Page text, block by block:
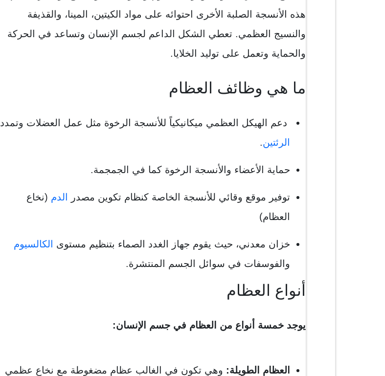
هذه الأنسجة الصلبة الأخرى احتوائه على مواد الكيتين، المينا، والقذيفة
والنسيج العظمي. تعطي الشكل الداعم لجسم الإنسان وتساعد في الحركة
والحماية وتعمل على توليد الخلايا.
ما هي وظائف العظام
دعم الهيكل العظمي ميكانيكياً للأنسجة الرخوة مثل عمل العضلات وتمدد
الرئتين.
حماية الأعضاء والأنسجة الرخوة كما في الجمجمة.
توفير موقع وقائي للأنسجة الخاصة كنظام تكوين مصدر الدم (نخاع
العظام)
خزان معدني، حيث يقوم جهاز الغدد الصماء بتنظيم مستوى
الكالسيوم
والفوسفات في سوائل الجسم المنتشرة.
أنواع العظام
يوجد خمسة أنواع من العظام في جسم الإنسان:
العظام الطويلة: وهي تكون في الغالب عظام مضغوطة مع نخاع عظمي